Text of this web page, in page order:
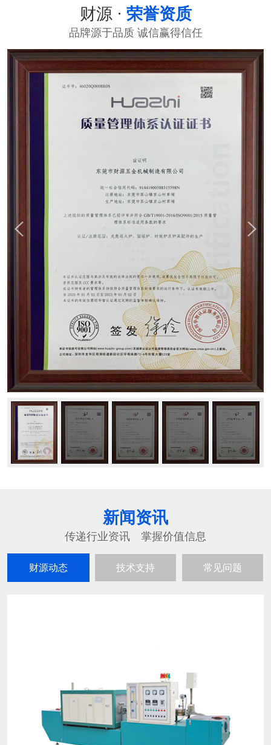
财源 · 荣誉资质
品牌源于品质 诚信赢得信任
新闻资讯
传递行业资讯 掌握价值信息
财源动态 技术支持 常见问题